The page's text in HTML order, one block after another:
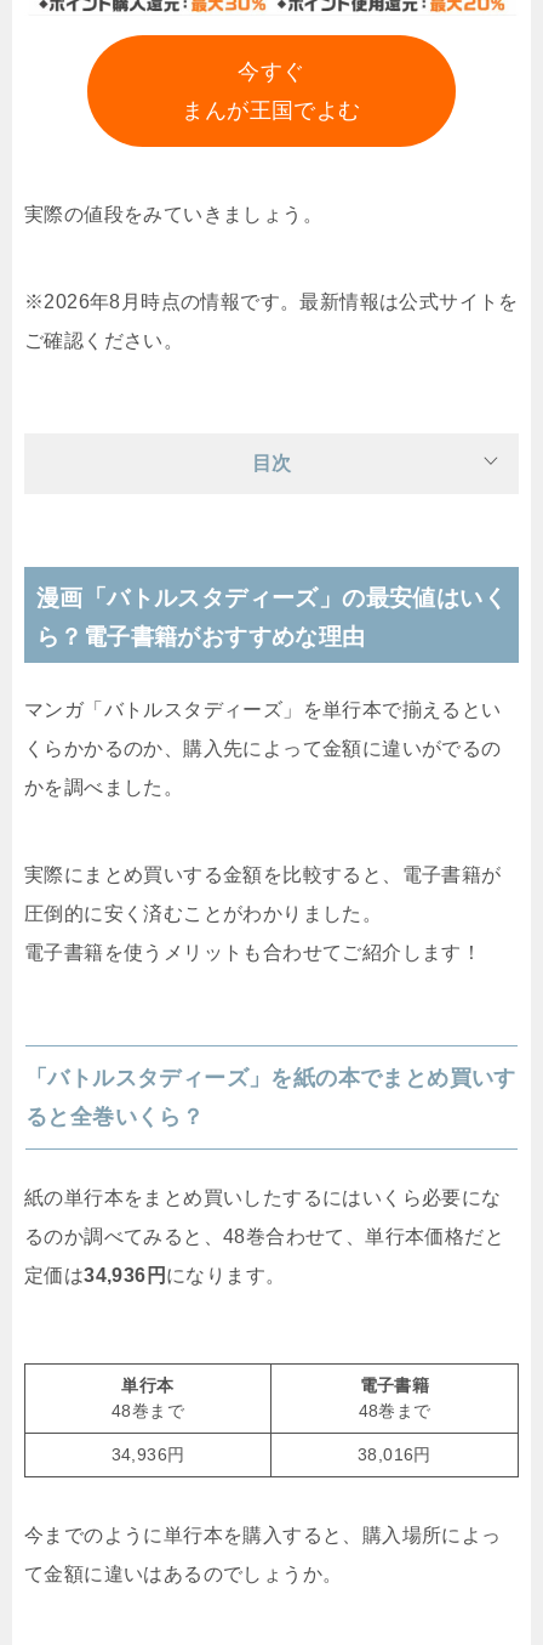
今すぐ
まんが王国でよむ
実際の値段をみていきましょう。
※2026年8月時点の情報です。最新情報は公式サイトを
ご確認ください。
目次
漫画「バトルスタディーズ」の最安値はいく
ら？電子書籍がおすすめな理由
マンガ「バトルスタディーズ」を単行本で揃えるとい
くらかかるのか、購入先によって金額に違いがでるの
かを調べました。
実際にまとめ買いする金額を比較すると、電子書籍が
圧倒的に安く済むことがわかりました。
電子書籍を使うメリットも合わせてご紹介します！
「バトルスタディーズ」を紙の本でまとめ買いす
ると全巻いくら？
紙の単行本をまとめ買いしたするにはいくら必要にな
るのか調べてみると、48巻合わせて、単行本価格だと
定価は34,936円 になります。
単行本
48巻まで
電子書籍
48巻まで
34,936円 38,016円
今までのように単行本を購入すると、購入場所によっ
て金額に違いはあるのでしょうか。